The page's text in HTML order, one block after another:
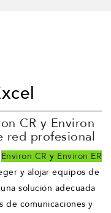
CR y Environ
red profesional
Environ CR y Environ ER
y alojar equipos de
solución adecuada
de comunicaciones y